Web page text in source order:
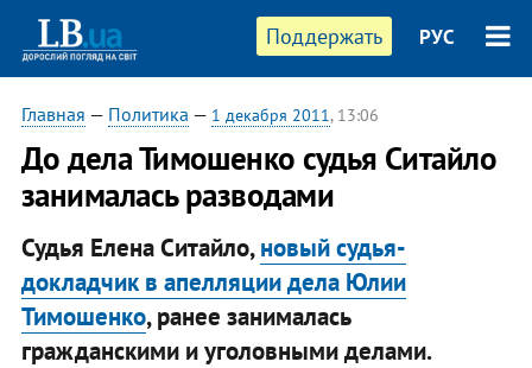
Поддержать РУС
Главная — Политика — 1 декабря 2011, 13:06
​До дела Тимошенко судья Ситайло
занималась разводами
Судья Елена Ситайло,новый судья-
докладчик в апелляции дела Юлии
Тимошенко, ранее занималась
гражданскими и уголовными делами.